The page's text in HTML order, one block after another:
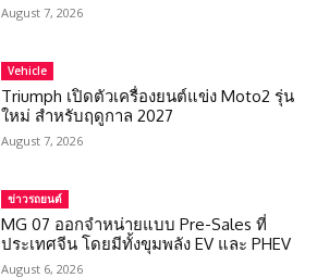
August 7, 2026
Vehicle
Triumph เปิดตัวเครื่องยนต์แข่ง Moto2 รุ่น
ใหม่ สำหรับฤดูกาล 2027
August 7, 2026
ข่าวรถยนต์
MG 07 ออกจำหน่ายแบบ Pre-Sales ที่
ประเทศจีน โดยมีทั้งขุมพลัง EV และ PHEV
August 6, 2026